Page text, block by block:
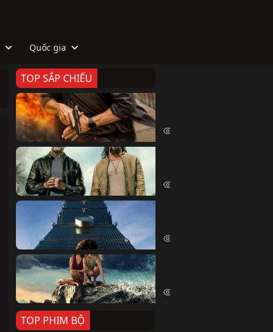
Quốc gia
TOP SẮP CHIẾU
TOP PHIM BỘ